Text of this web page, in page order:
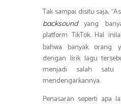
Tak sampai disitu saja,
backsoundyang
platform TikTok. Hal
bahwa banyak orang
dengan lirik lagu
menjadi salah
mendengarkannya.
Penasaran seperti apa